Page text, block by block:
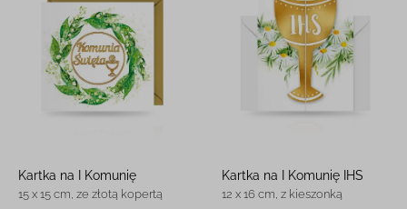
Kartka na I Komunię
15 x 15 cm, ze złotą kopertą
Kartka na I Komunię IHS
12 x 16 cm, z kieszonką